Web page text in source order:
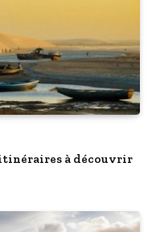
à découvrir